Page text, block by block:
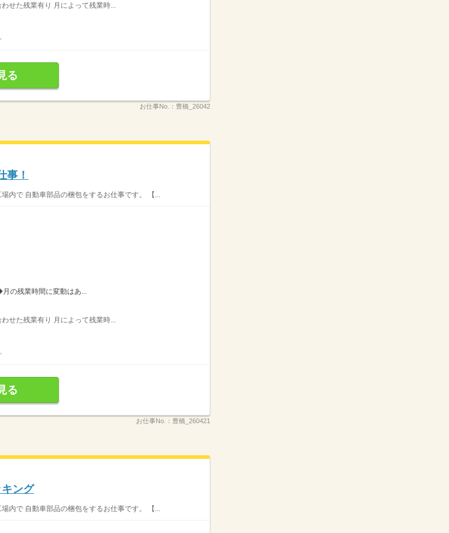
せた残業有り 月によって残業時...
る
お仕事No.： 豊橋_26042
事！
内で 自動車部品の梱包をするお仕事です。 【...
の残業時間に変動はあ...
せた残業有り 月によって残業時...
る
お仕事No.： 豊橋_260421
ング
内で 自動車部品の梱包をするお仕事です。 【...